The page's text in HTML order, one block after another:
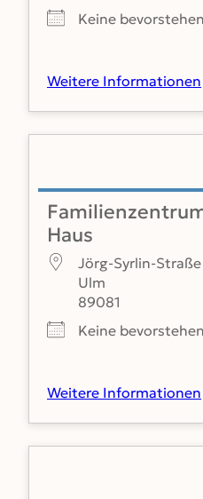
Keine
Weitere Informationen
Haus
Jörg-Syrlin-
Ulm
89081
Keine
Weitere Informationen